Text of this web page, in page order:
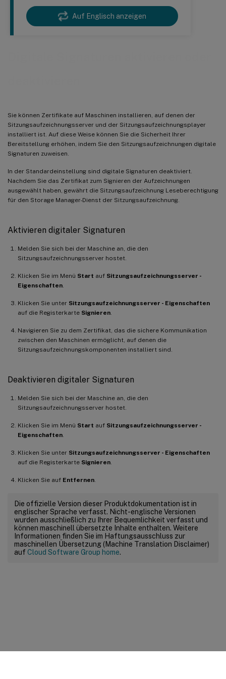
Auf Englisch anzeigen
Sie können Zertifikate auf Maschinen installieren, auf denen der
Sitzungsaufzeichnungsserver und der Sitzungsaufzeichnungsplayer
installiert ist. Auf diese Weise können Sie die Sicherheit Ihrer
Bereitstellung erhöhen, indem Sie den Sitzungsaufzeichnungen digitale
Signaturen zuweisen.
In der Standardeinstellung sind digitale Signaturen deaktiviert.
Nachdem Sie das Zertifikat zum Signieren der Aufzeichnungen
ausgewählt haben, gewährt die Sitzungsaufzeichnung Leseberechtigung
für den Storage Manager-Dienst der Sitzungsaufzeichnung.
Aktivieren digitaler Signaturen
Melden Sie sich bei der Maschine an, die den
Sitzungsaufzeichnungsserver hostet.
Klicken Sie im Menü Start auf Sitzungsaufzeichnungsserver -
Eigenschaften
Klicken Sie unter Sitzungsaufzeichnungsserver - Eigenschaften
auf die Registerkarte Signieren
Navigieren Sie zu dem Zertifikat, das die sichere Kommunikation
zwischen den Maschinen ermöglicht, auf denen die
Sitzungsaufzeichnungskomponenten installiert sind.
Deaktivieren digitaler Signaturen
Melden Sie sich bei der Maschine an, die den
Sitzungsaufzeichnungsserver hostet.
Klicken Sie im Menü Start auf Sitzungsaufzeichnungsserver -
Eigenschaften
Klicken Sie unter Sitzungsaufzeichnungsserver - Eigenschaften
auf die Registerkarte Signieren
Klicken Sie auf Entfernen
Die offizielle Version dieser Produktdokumentation ist in
englischer Sprache verfasst. Nicht-englische Versionen
wurden ausschließlich zu Ihrer Bequemlichkeit verfasst und
können maschinell übersetzte Inhalte enthalten. Weitere
Informationen finden Sie im Haftungsausschluss zur
maschinellen Übersetzung (Machine Translation Disclaimer)
auf Cloud Software Group home.